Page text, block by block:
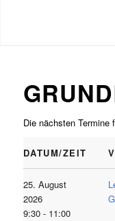
Die nächsten Termine
DATUM/ZEIT
25. August
2026
9:30 - 11:00